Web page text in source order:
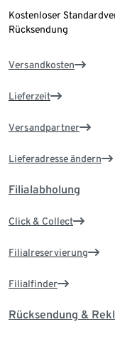
Kostenloser
Rücksendung
Versandkosten
Lieferzeit
Versandpartner
Lieferadresse ändern
Filialabholung
Click & Collect
Filialreservierung
Filialfinder
Rücksendung &